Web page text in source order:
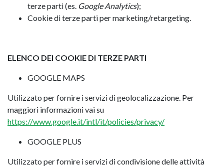
terze parti (es. Google Analytics);
Cookie di terze parti per marketing/retargeting.
ELENCO DEI COOKIE DI TERZE PARTI
GOOGLE MAPS
Utilizzato per fornire i servizi di geolocalizzazione. Per
maggiori informazioni vai su
https://www.google.it/intl/it/policies/privacy/
GOOGLE PLUS
Utilizzato per fornire i servizi di condivisione delle attività